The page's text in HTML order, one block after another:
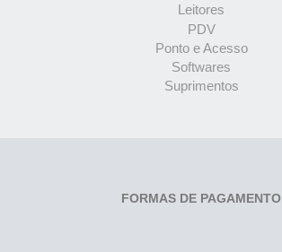
Leitores
PDV
Ponto e Acesso
Softwares
Suprimentos
FORMAS DE PAGAMENTO